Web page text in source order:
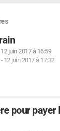
12 juin 2017 à 16:59
- 12 juin 2017 à 17:32
pour